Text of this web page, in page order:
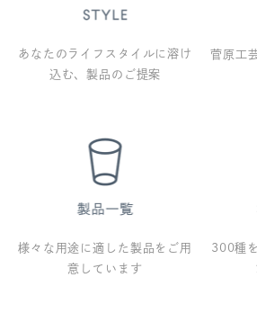
あなたのライフスタイルに溶け
込む、製品のご提案
菅原工
様々な用途に適した製品をご用
意しています
300種